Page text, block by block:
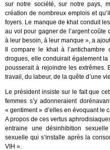
sur notre société, sur notre pays,
création de nombreux emplois et
foyers. Le manque de khat conduit
au vol pour gagner de l’argent coûte
à leur besoin, à leur manque », a
Il compare le khat à
drogues, elle conduirait également
pousserait à rejoindre les extrêmes.
travail, du labeur, de la quête d’une
Le président insiste sur le fait que
femmes s’y adonneraient
« gentiment » d’elles en évoquant le
A propos de ces vertus
entraine une désinhibition
sexuelle qui s’installe après la
VIH ».